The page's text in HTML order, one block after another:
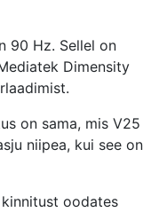
90 Hz. Sellel on
Dimensity
on sama, mis V25
niipea, kui see on
oodates